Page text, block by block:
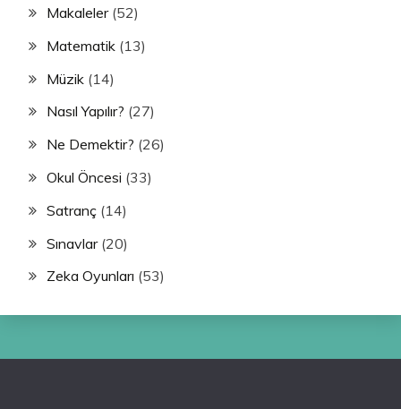
Makaleler(52)
Matematik (13)
Müzik (14)
Nasıl Yapılır? (27)
Ne Demektir? (26)
Okul Öncesi (33)
Satranç (14)
Sınavlar(20)
Zeka Oyunları (53)